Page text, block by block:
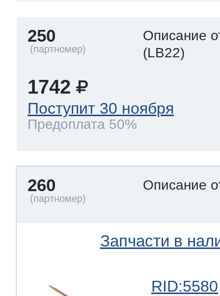
250
Описание
(LB22)
1742
Поступит 30 ноября
Предоплата 50%
260 Описание
Запчасти в
RID:5580